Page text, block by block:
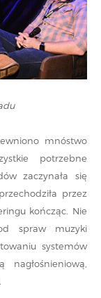
mnóstwo
potrzebne
zaczynała się
przez
kończąc. Nie
spraw muzyki
systemów
nagłośnieniową,